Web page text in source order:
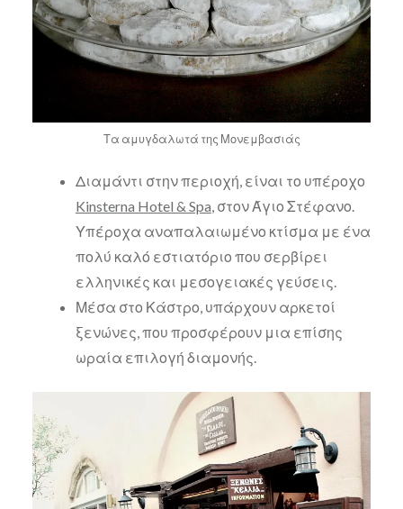
Τα αμυγδαλωτά της Μονεμβασιάς
Διαμάντι στην περιοχή, είναι το υπέροχο
Kinsterna Hotel & Spa, στον Άγιο Στέφανο.
Υπέροχα αναπαλαιωμένο κτίσμα με ένα
πολύ καλό εστιατόριο που σερβίρει
ελληνικές και μεσογειακές γεύσεις.
Μέσα στο Κάστρο, υπάρχουν αρκετοί
ξενώνες, που προσφέρουν μια επίσης
ωραία επιλογή διαμονής.